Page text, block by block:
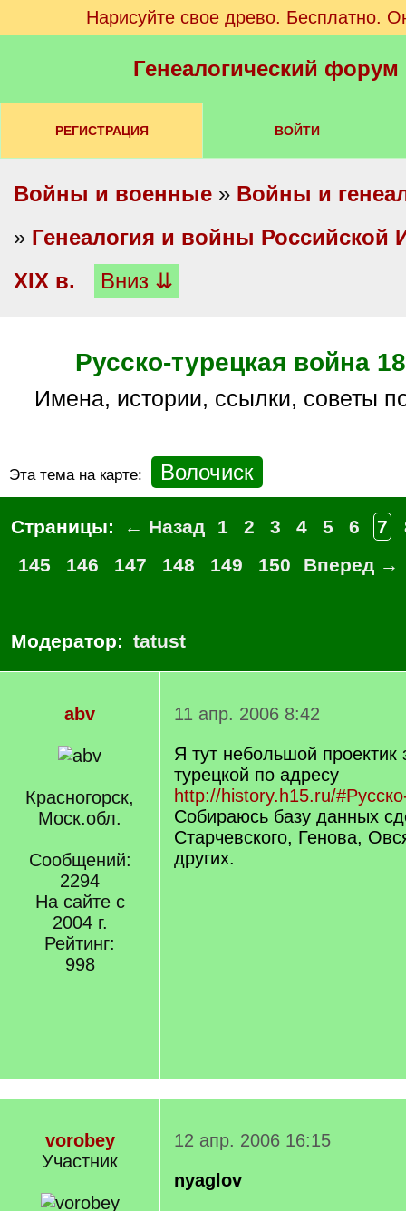
Нарисуйте свое древо. Бесплатно.
Генеалогический
РЕГИСТРАЦИЯ ВОЙТИ
Войны и военные » Войны и
» Генеалогия и войны Российской
XIX в.
Вниз ⇊
Русско-турецкая война
имена, истории, ссылки, советы
Эта тема на карте: Волочиск
Страницы: ← Назад 1 2 3 4 5 6 7
145
146 147 148 149 150 Вперед →
Модератор: tatust
abv
Красногорск,
Моск.обл.
Сообщений:
2294
На сайте с
2004 г.
Рейтинг:
998
11 апр. 2006 8:42
Я тут небольшой проектик
турецкой по адресу
http://history.h15.ru/
Собираюсь базу данных
Старчевского, Генова,
других.
vorobey
Участник
12 апр. 2006 16:15
nyaglov